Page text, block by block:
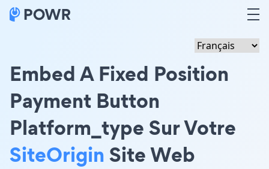
Embed A Fixed Position
Payment Button
Platform_type Sur Votre
SiteOriginSite Web